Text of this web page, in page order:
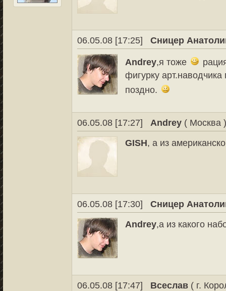
06.05.08 [17:25] Сницер
Andrey,я тоже
фигурку
поздно.
06.05.08 [17:27] Andrey ( Москва
GISH, а из
06.05.08 [17:30]
Сницер
Andrey,а из какого
06.05.08 [17:47] Всеслав ( г.